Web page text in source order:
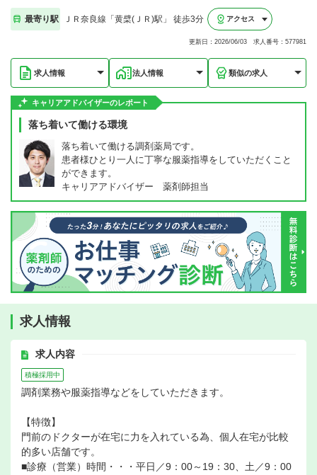
最寄り駅 ＪＲ奈良線「黄檗(ＪＲ)駅」 徒歩3分 アクセス
更新日：2026/06/03 求人番号：577981
求人情報 法人情報 類似の求人
キャリアアドバイザーのレポート
落ち着いて働ける環境
落ち着いて働ける調剤薬局です。
患者様ひとり一人に丁寧な服薬指導をしていただくこと
ができます。
キャリアアドバイザー 薬剤師担当
求人情報
求人内容
積極採用中
調剤業務や服薬指導などをしていただきます。
【特徴】
門前のドクターが在宅に力を入れている為、個人在宅が比較
的多い店舗です。
■診療（営業）時間・・・平日／9：00～19：30、土／9：00